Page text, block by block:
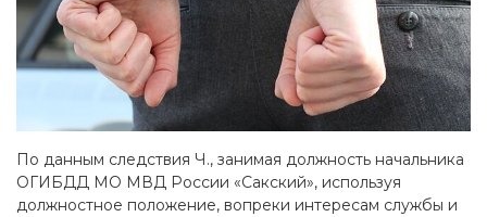
По данным следствия Ч., занимая должность начальника
ОГИБДД МО МВД России «Сакский», используя
должностное положение, вопреки интересам службы и